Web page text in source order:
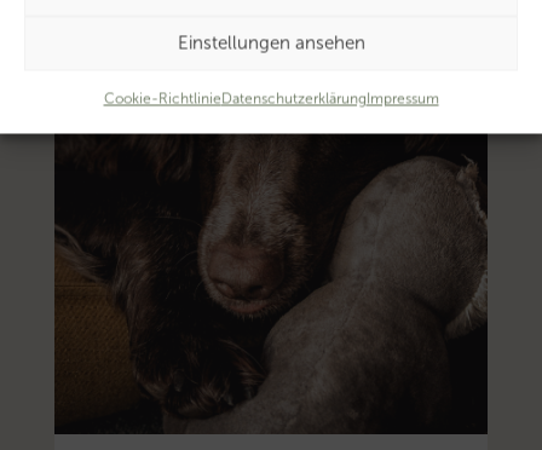
Einstellungen ansehen
Cookie-RichtlinieDatenschutzerklärungImpressum